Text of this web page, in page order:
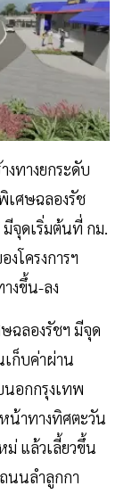
งทางยกระดับ
เศษฉลองรัช
จุดเริ่มต้นที่ กม.
งโครงการฯ
งขึ้น-ลง
ฉลองรัชฯ มีจุด
ก็บค่าผ่าน
อกกรุงเทพ
น้าทางทิศตะวัน
แล้วเลี้ยวขึ้น
นนลำลูกกา